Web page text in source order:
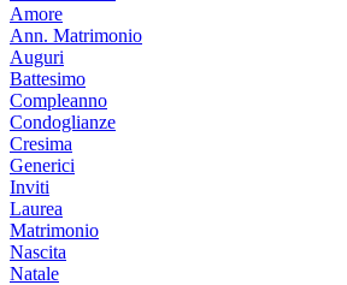
Amore
Ann. Matrimonio
Auguri
Battesimo
Compleanno
Condoglianze
Cresima
Generici
Inviti
Laurea
Matrimonio
Nascita
Natale